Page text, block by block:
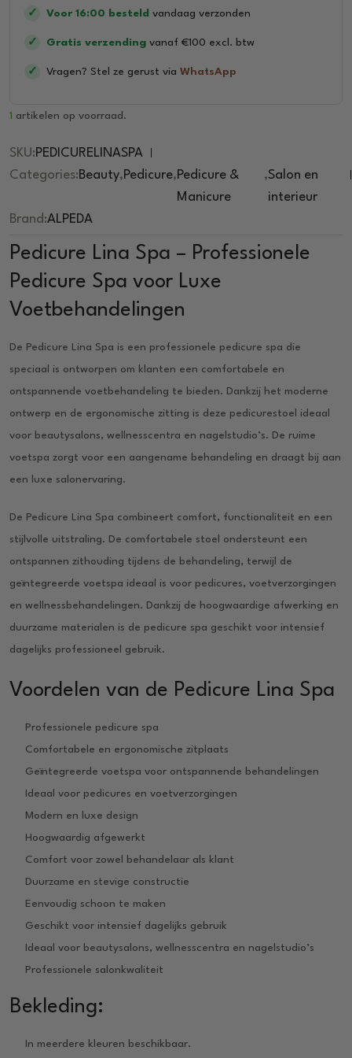
✓ Voor 16:00 besteld vandaag verzonden
✓ Gratis verzending vanaf €100 excl. btw
✓ Vragen? Stel ze gerust via WhatsApp
1 artikelen op voorraad.
SKU:PEDICURELINASPA
Categories:Beauty,Pedicure,Pedicure &
Manicure
,Salon en
interieur
Brand:ALPEDA
Pedicure Lina Spa – Professionele
Pedicure Spa voor Luxe
Voetbehandelingen
De Pedicure Lina Spa is een professionele pedicure spa die
speciaal is ontworpen om klanten een comfortabele en
ontspannende voetbehandeling te bieden. Dankzij het moderne
ontwerp en de ergonomische zitting is deze pedicurestoel ideaal
voor beautysalons, wellnesscentra en nagelstudio’s. De ruime
voetspa zorgt voor een aangename behandeling en draagt bij aan
een luxe salonervaring.
De Pedicure Lina Spa combineert comfort, functionaliteit en een
stijlvolle uitstraling. De comfortabele stoel ondersteunt een
ontspannen zithouding tijdens de behandeling, terwijl de
geïntegreerde voetspa ideaal is voor pedicures, voetverzorgingen
en wellnessbehandelingen. Dankzij de hoogwaardige afwerking en
duurzame materialen is de pedicure spa geschikt voor intensief
dagelijks professioneel gebruik.
Voordelen van de Pedicure Lina Spa
Professionele pedicure spa
Comfortabele en ergonomische zitplaats
Geïntegreerde voetspa voor ontspannende behandelingen
Ideaal voor pedicures en voetverzorgingen
Modern en luxe design
Hoogwaardig afgewerkt
Comfort voor zowel behandelaar als klant
Duurzame en stevige constructie
Eenvoudig schoon te maken
Geschikt voor intensief dagelijks gebruik
Ideaal voor beautysalons, wellnesscentra en nagelstudio’s
Professionele salonkwaliteit
Bekleding:
In meerdere kleuren beschikbaar.